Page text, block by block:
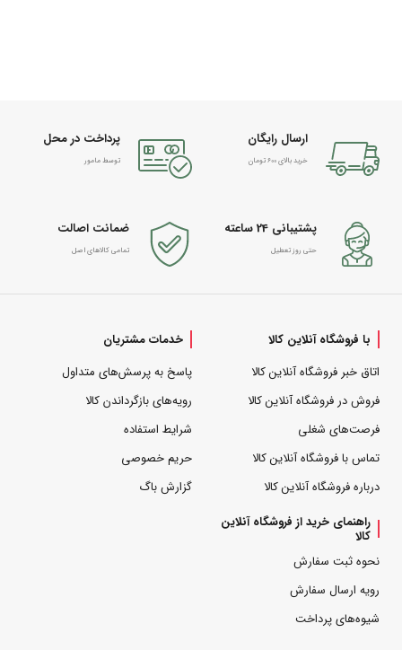
ارسال رایگان
خرید بالای 600 تومان
پرداخت در محل
توسط مامور
پشتیبانی 24 ساعته
حتی روز تعطیل
ضمانت اصالت
تمامی کالاهای اصل
با فروشگاه آنلاین کالا
اتاق خبر فروشگاه آنلاین کالا
فروش در فروشگاه آنلاین کالا
فرصت‌های شغلی
تماس با فروشگاه آنلاین کالا
درباره فروشگاه آنلاین کالا
خدمات مشتریان
پاسخ به پرسش‌های متداول
رویه‌های بازگرداندن کالا
شرایط استفاده
حریم خصوصی
گزارش باگ
راهنمای خرید از فروشگاه آنلاین
کالا
نحوه ثبت سفارش
رویه ارسال سفارش
شیوه‌های پرداخت